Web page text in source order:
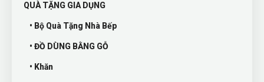
QUÀ TẶNG GIA DỤNG
• Bộ Quà Tặng Nhà Bếp
• ĐỒ DÙNG BẰNG GỖ
• Khăn